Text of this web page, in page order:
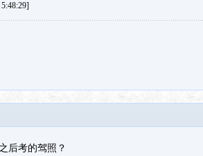
后考的驾照？